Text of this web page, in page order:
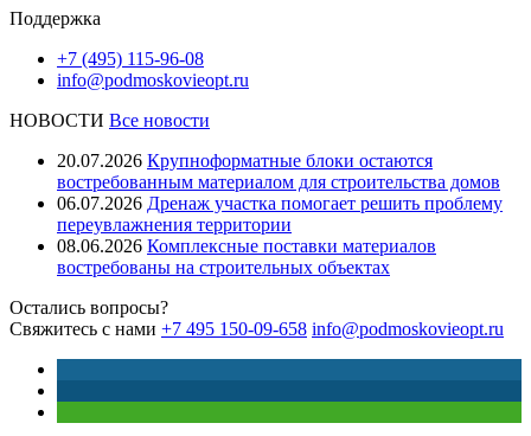
Поддержка
+7 (495) 115-96-08
info@podmoskovieopt.ru
НОВОСТИ Все новости
20.07.2026 Крупноформатные блоки остаются
востребованным материалом для строительства домов
06.07.2026 Дренаж участка помогает решить проблему
переувлажнения территории
08.06.2026 Комплексные поставки материалов
востребованы на строительных объектах
Остались вопросы?
Свяжитесь с нами +7 495 150-09-658 info@podmoskovieopt.ru